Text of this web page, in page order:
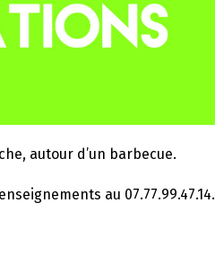
autour d’un barbecue.
au 07.77.99.47.14.